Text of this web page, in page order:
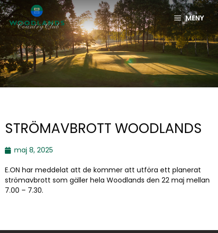
MENY
STRÖMAVBROTT WOODLANDS
maj 8, 2025
E.ON har meddelat att de kommer att utföra ett planerat
strömavbrott som gäller hela Woodlands den 22 maj mellan
7.00 – 7.30.